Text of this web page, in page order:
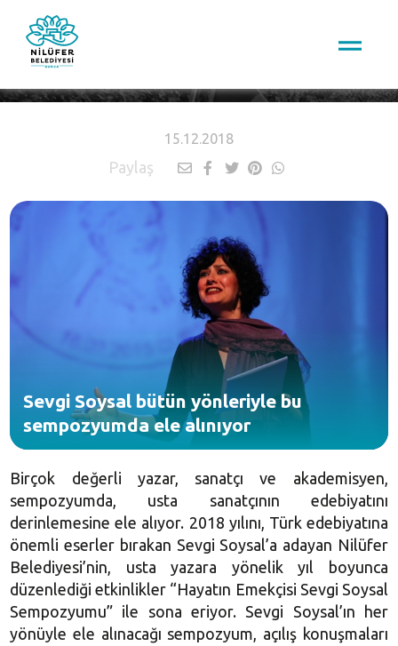
15.12.2018
Paylaş
Sevgi Soysal bütün yönleriyle bu
sempozyumda ele alınıyor
Birçok değerli yazar, sanatçı ve akademisyen,
sempozyumda, usta sanatçının edebiyatını
derinlemesine ele alıyor. 2018 yılını, Türk edebiyatına
önemli eserler bırakan Sevgi Soysal’a adayan Nilüfer
Belediyesi’nin, usta yazara yönelik yıl boyunca
düzenlediği etkinlikler “Hayatın Emekçisi Sevgi Soysal
Sempozyumu” ile sona eriyor. Sevgi Soysal’ın her
yönüyle ele alınacağı sempozyum, açılış konuşmaları